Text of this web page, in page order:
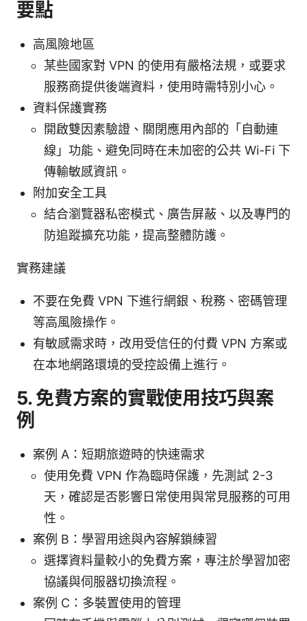
要點
高風險地區
某些國家對 VPN 的使用有嚴格法規，或要求
服務商提供後端資料，使用時需特別小心。
資料保護實務
開啟雙因素驗證、關閉應用內部的「自動連
線」功能、避免同時在未加密的公共 Wi-Fi 下
傳輸敏感資訊。
附加安全工具
結合瀏覽器私密模式、廣告屏蔽、以及專門的
防追蹤擴充功能，提高整體防護。
實務建議
不要在免費 VPN 下進行網銀、稅務、密碼管理
等高風險操作。
有敏感需求時，改用受信任的付費 VPN 方案或
在本地網路環境的受控設備上進行。
5. 免費方案的實戰使用技巧與案
例
案例 A：短期旅遊時的快速需求
使用免費 VPN 作為臨時保護，先測試 2-3
天，確認是否影響日常使用與常見服務的可用
性。
案例 B：學習用途與內容解鎖練習
選擇資料量較小的免費方案，專注於學習加密
協議與伺服器切換流程。
案例 C：多裝置使用的管理